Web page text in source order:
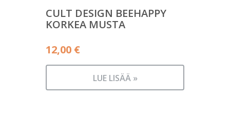
CULT DESIGN BEEHAPPY
KORKEA MUSTA
12,00 €
LUE LISÄÄ »